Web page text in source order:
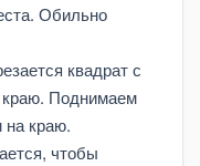
Обильно
квадрат с
Поднимаем
краю.
чтобы